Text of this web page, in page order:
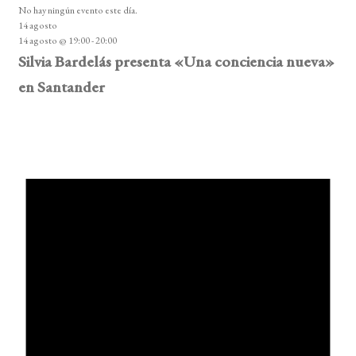
No hay ningún evento este día.
14 agosto
14 agosto @ 19:00-20:00
Silvia Bardelás presenta «Una conciencia nueva»
en Santander